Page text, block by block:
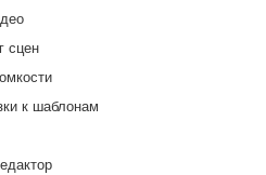
сцен
к шаблонам